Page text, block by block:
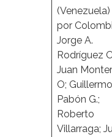
por
Jorge A.
Rodríguez
Juan
O; Guillermo
Pabón G.;
Roberto
Villarraga;